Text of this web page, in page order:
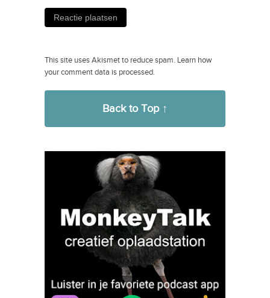
This site uses Akismet to reduce spam. Learn how
your comment data is processed.
Back to Top ↑